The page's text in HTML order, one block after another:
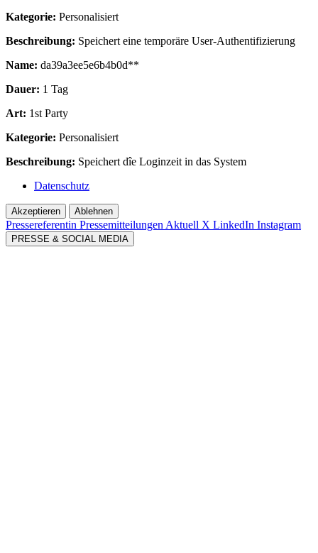
Kategorie: Personalisiert
Beschreibung: Speichert eine temporäre User-Authentifizierung
Name: da39a3ee5e6b4b0d**
Dauer: 1 Tag
Art: 1st Party
Kategorie: Personalisiert
Beschreibung: Speichert dîe Loginzeit in das System
Datenschutz
Akzeptieren Ablehnen
Pressereferentin Pressemitteilungen Aktuell X LinkedIn Instagram
PRESSE & SOCIAL MEDIA